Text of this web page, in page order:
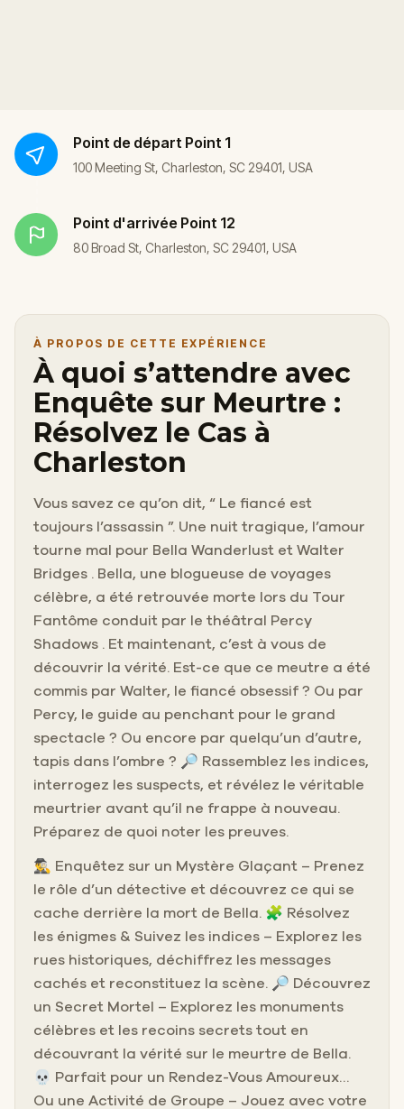
Point de départ Point 1
100 Meeting St, Charleston, SC 29401, USA
Point d'arrivée Point 12
80 Broad St, Charleston, SC 29401, USA
À PROPOS DE CETTE EXPÉRIENCE
À quoi s’attendre avec
Enquête sur Meurtre :
Résolvez le Cas à
Charleston
Vous savez ce qu’on dit, “ Le fiancé est
toujours l’assassin ”. Une nuit tragique, l’amour
tourne mal pour Bella Wanderlust et Walter
Bridges . Bella, une blogueuse de voyages
célèbre, a été retrouvée morte lors du Tour
Fantôme conduit par le théâtral Percy
Shadows . Et maintenant, c’est à vous de
découvrir la vérité. Est-ce que ce meutre a été
commis par Walter, le fiancé obsessif ? Ou par
Percy, le guide au penchant pour le grand
spectacle ? Ou encore par quelqu’un d’autre,
tapis dans l’ombre ? 🔎 Rassemblez les indices,
interrogez les suspects, et révélez le véritable
meurtrier avant qu’il ne frappe à nouveau.
Préparez de quoi noter les preuves.
🕵️‍♂️ Enquêtez sur un Mystère Glaçant – Prenez
le rôle d’un détective et découvrez ce qui se
cache derrière la mort de Bella. 🧩 Résolvez
les énigmes & Suivez les indices – Explorez les
rues historiques, déchiffrez les messages
cachés et reconstituez la scène. 🔎 Découvrez
un Secret Mortel – Explorez les monuments
célèbres et les recoins secrets tout en
découvrant la vérité sur le meurtre de Bella.
💀 Parfait pour un Rendez-Vous Amoureux…
Ou une Activité de Groupe – Jouez avec votre